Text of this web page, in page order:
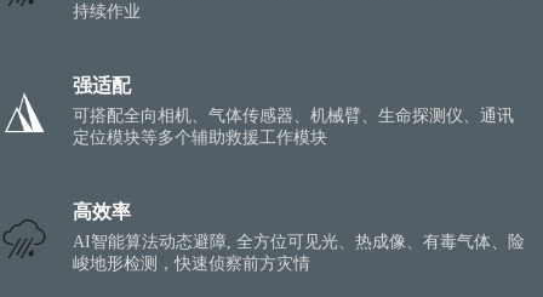
持续作业
强适配
可搭配全向相机、气体传感器、机械臂、生命探测仪、通讯
定位模块等多个辅助救援工作模块
高效率
AI智能算法动态避障, 全方位可见光、热成像、有毒气体、险
峻地形检测，快速侦察前方灾情